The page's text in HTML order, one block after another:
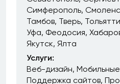
Симферополь
Тамбов Тверь Тольятти
Уфа Феодосия
Якутск Ялта
Услуги:
Веб-дизайн
Поддержка сайтов